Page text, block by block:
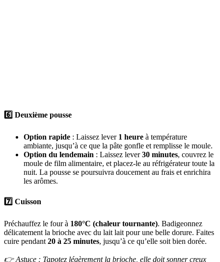
6️⃣ Deuxième pousse
Option rapide : Laissez lever 1 heure à température
ambiante, jusqu’à ce que la pâte gonfle et remplisse le moule.
Option du lendemain : Laissez lever30 minutes, couvrez le
moule de film alimentaire, et placez-le au réfrigérateur toute la
nuit. La pousse se poursuivra doucement au frais et enrichira
les arômes.
7️⃣ Cuisson
Préchauffez le four à 180°C (chaleur tournante). Badigeonnez
délicatement la brioche avec du lait lait pour une belle dorure. Faites
cuire pendant 20 à 25 minutes, jusqu’à ce qu’elle soit bien dorée.
👉 Astuce : Tapotez légèrement la brioche, elle doit sonner creux